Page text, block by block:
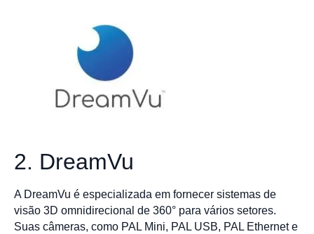
2. DreamVu
A DreamVu é especializada em fornecer sistemas de
visão 3D omnidirecional de 360° para vários setores.
Suas câmeras, como PAL Mini, PAL USB, PAL Ethernet e